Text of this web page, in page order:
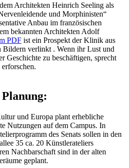
Architekten Heinrich Seeling als
und Morphinisten“
Anbau im französischen
bekannten Architekten Adolf
PDF ist ein Prospekt der Klinik aus
Bildern verlinkt . Wenn ihr Lust und
Geschichte zu beschäftigen, sprecht
und Europa plant erhebliche
Nutzungen auf dem Campus. In
des Senats sollen in den
35 ca. 20 Künstlerateliers
Nachbarschaft sind in der alten
geplant.